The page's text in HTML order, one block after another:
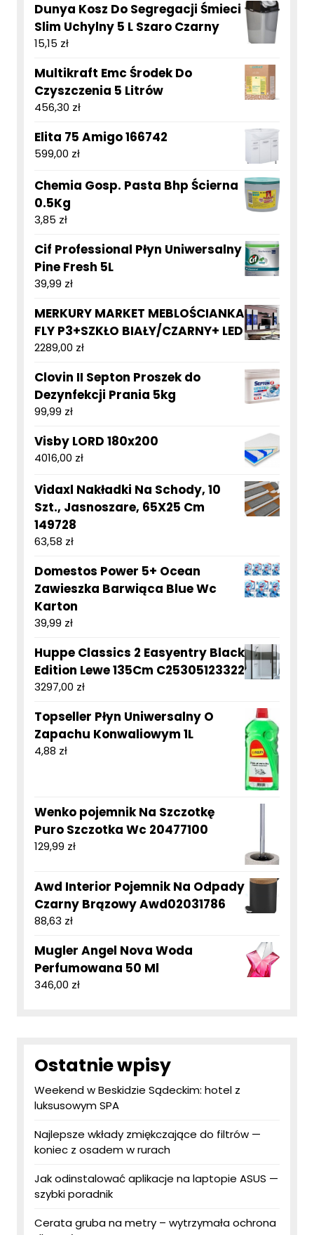
Dunya Kosz Do Segregacji Śmieci
Slim Uchylny 5 L Szaro Czarny
15,15 zł
Multikraft Emc Środek Do
Czyszczenia 5 Litrów
456,30 zł
Elita 75 Amigo 166742
599,00 zł
Chemia Gosp. Pasta Bhp Ścierna
0.5Kg
3,85 zł
Cif Professional Płyn Uniwersalny
Pine Fresh 5L
39,99 zł
MERKURY MARKET MEBLOŚCIANKA
FLY P3+SZKŁO BIAŁY/CZARNY+ LED
2289,00 zł
Clovin II Septon Proszek do
Dezynfekcji Prania 5kg
99,99 zł
Visby LORD 180x200
4016,00 zł
Vidaxl Nakładki Na Schody, 10
Szt., Jasnoszare, 65X25 Cm
149728
63,58 zł
Domestos Power 5+ Ocean
Zawieszka Barwiąca Blue Wc
Karton
39,99 zł
Huppe Classics 2 Easyentry Black
Edition Lewe 135Cm C25305123322
3297,00 zł
Topseller Płyn Uniwersalny O
Zapachu Konwaliowym 1L
4,88 zł
Wenko pojemnik Na Szczotkę
Puro Szczotka Wc 20477100
129,99 zł
Awd Interior Pojemnik Na Odpady
Czarny Brązowy Awd02031786
88,63 zł
Mugler Angel Nova Woda
Perfumowana 50 Ml
346,00 zł
Ostatnie wpisy
Weekend w Beskidzie Sądeckim: hotel z
luksusowym SPA
Najlepsze wkłady zmiękczające do filtrów —
koniec z osadem w rurach
Jak odinstalować aplikacje na laptopie ASUS —
szybki poradnik
Cerata gruba na metry – wytrzymała ochrona